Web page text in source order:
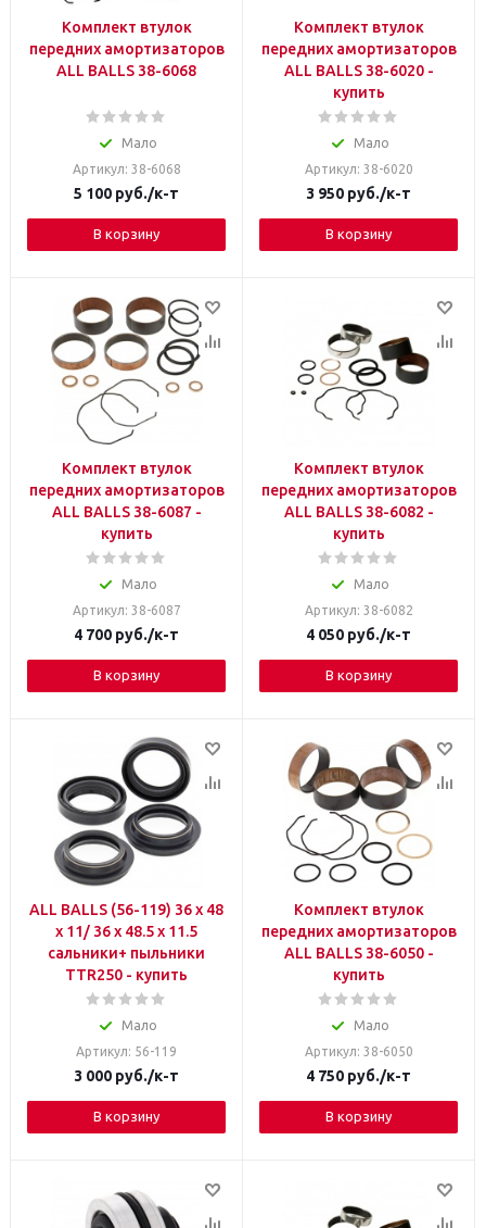
Комплект втулок
передних амортизаторов
ALL BALLS 38-6068
Мало
Артикул: 38-6068
5 100 руб./к-т
В корзину
Комплект втулок
передних амортизаторов
ALL BALLS 38-6020 -
купить
Мало
Артикул: 38-6020
3 950 руб./к-т
В корзину
Комплект втулок
передних амортизаторов
ALL BALLS 38-6087 -
купить
Мало
Артикул: 38-6087
4 700 руб./к-т
В корзину
Комплект втулок
передних амортизаторов
ALL BALLS 38-6082 -
купить
Мало
Артикул: 38-6082
4 050 руб./к-т
В корзину
ALL BALLS (56-119) 36 x 48
x 11/ 36 x 48.5 x 11.5
сальники+ пыльники
TTR250 - купить
Мало
Артикул: 56-119
3 000 руб./к-т
В корзину
Комплект втулок
передних амортизаторов
ALL BALLS 38-6050 -
купить
Мало
Артикул: 38-6050
4 750 руб./к-т
В корзину